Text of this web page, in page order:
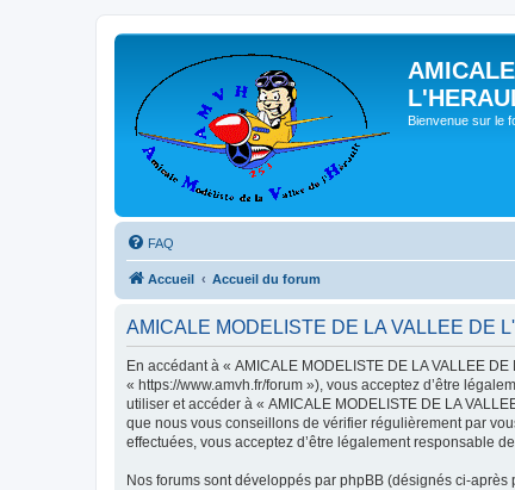
Bienvenue sur le
FAQ
Accueil Accueil du forum
AMICALE MODELISTE DE LA VALLEE DE
En accédant à « AMICALE MODELISTE DE LA VALLEE
« https://www.amvh.fr/forum »), vous acceptez d’être
utiliser et accéder à « AMICALE MODELISTE DE LA
que nous vous conseillons de vérifier régulièrement par
effectuées, vous acceptez d’être légalement responsable
Nos forums sont développés par phpBB (désignés ci-